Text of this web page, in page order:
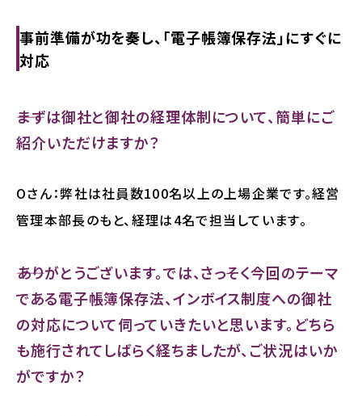
事前準備が功を奏し、「電子帳簿保存法」にすぐに
対応
――まずは御社と御社の経理体制について、簡単にご
紹介いただけますか？
Oさん：弊社は社員数100名以上の上場企業です。経営
管理本部長のもと、経理は4名で担当しています。
――ありがとうございます。では、さっそく今回のテーマ
である電子帳簿保存法、インボイス制度への御社
の対応について伺っていきたいと思います。どちら
も施行されてしばらく経ちましたが、ご状況はいか
がですか？